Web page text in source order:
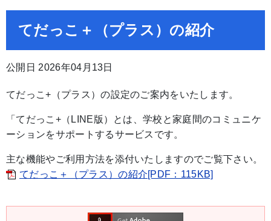
てだっこ＋（プラス）の紹介
公開日 2026年04月13日
てだっこ+（プラス）の設定のご案内をいたします。
「てだっこ+（LINE版）とは、学校と家庭間のコミュニケ
ーションをサポートするサービスです。
主な機能やご利用方法を添付いたしますのでご覧下さい。
てだっこ＋（プラス）の紹介[PDF：115KB]